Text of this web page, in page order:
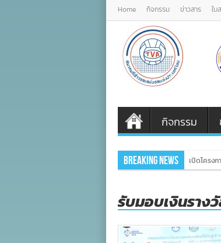
Home กิจกรรม ข่าวสาร ใบ
กิจกรรม
Breaking News เปิดโครง
รับมอบเงินราง